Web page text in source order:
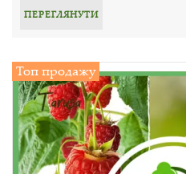
ПЕРЕГЛЯНУТИ
Топ продажу